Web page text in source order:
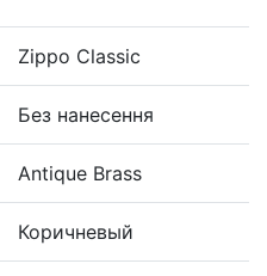
Zippo Classic
Без нанесення
Antique Brass
Коричневый